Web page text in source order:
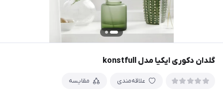
گلدان دکوری ایکیا مدل konstfull
علاقه‌مندی مقایسه